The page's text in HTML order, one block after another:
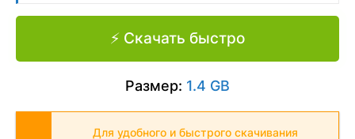
⚡ Скачать быстро
Размер: 1.4 GB
Для удобного и быстрого скачивания